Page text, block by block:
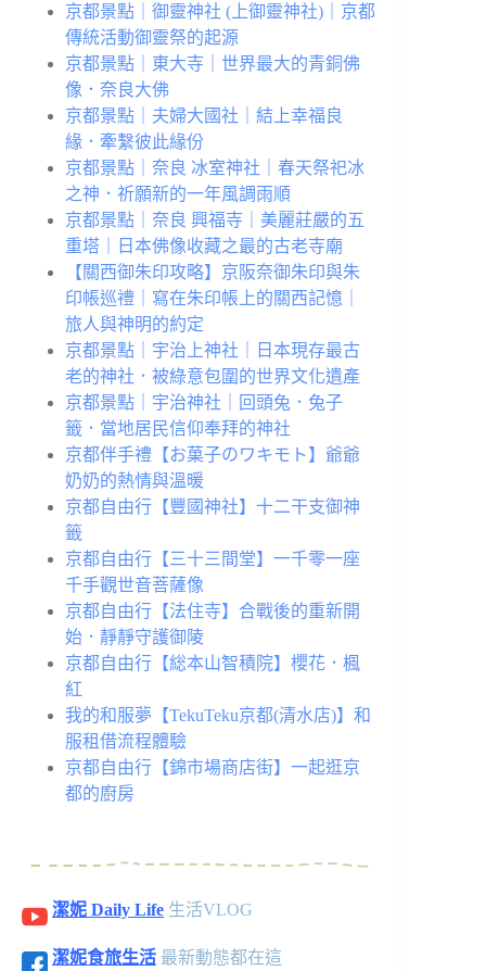
京都景點｜御靈神社 (上御靈神社)｜京都
傳統活動御靈祭的起源
京都景點｜東大寺｜世界最大的青銅佛
像．奈良大佛
京都景點｜夫婦大國社｜結上幸福良
緣．牽繫彼此緣份
京都景點｜奈良 冰室神社｜春天祭祀冰
之神．祈願新的一年風調雨順
京都景點｜奈良 興福寺｜美麗莊嚴的五
重塔｜日本佛像收藏之最的古老寺廟
【關西御朱印攻略】京阪奈御朱印與朱
印帳巡禮｜寫在朱印帳上的關西記憶｜
旅人與神明的約定
京都景點｜宇治上神社｜日本現存最古
老的神社．被綠意包圍的世界文化遺產
京都景點｜宇治神社｜回頭兔．兔子
籤．當地居民信仰奉拜的神社
京都伴手禮【お菓子のワキモト】爺爺
奶奶的熱情與溫暖
京都自由行【豐國神社】十二干支御神
籤
京都自由行【三十三間堂】一千零一座
千手觀世音菩薩像
京都自由行【法住寺】合戰後的重新開
始．靜靜守護御陵
京都自由行【総本山智積院】櫻花．楓
紅
我的和服夢【TekuTeku京都(清水店)】和
服租借流程體驗
京都自由行【錦市場商店街】一起逛京
都的廚房
潔妮 Daily Life 生活VLOG
潔妮食旅生活 最新動態都在這